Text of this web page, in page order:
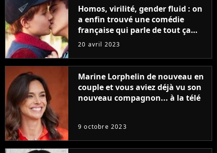
Homos, virilité, gender fluid : on
a enfin trouvé une comédie
française qui parle de tout ça
sans être super ringarde
20 avril 2023
Marine Lorphelin de nouveau en
couple et vous aviez déjà vu son
nouveau compagnon... à la télé
9 octobre 2023